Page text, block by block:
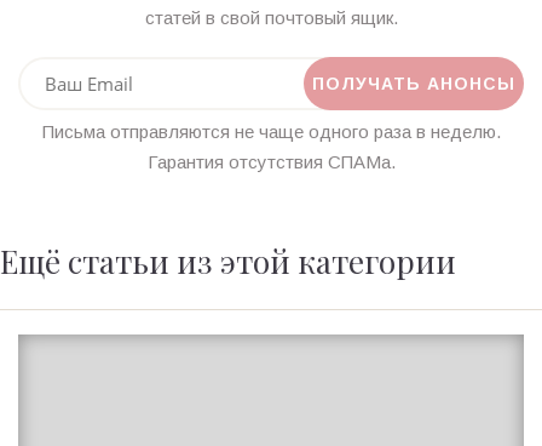
статей в свой почтовый ящик.
Письма отправляются не чаще одного раза в неделю.
Гарантия отсутствия СПАМа.
Ещё статьи из этой категории